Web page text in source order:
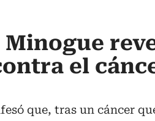
el
que, tras un cáncer